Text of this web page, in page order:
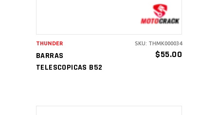
BARRAS
TELESCOPICAS B52
$55.00
THUNDER SKU: THMK000034